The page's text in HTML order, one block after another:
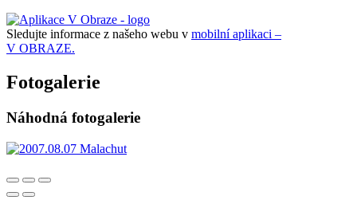
Sledujte informace z našeho webu v mobilní aplikaci –
V OBRAZE.
Fotogalerie
Náhodná fotogalerie